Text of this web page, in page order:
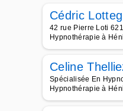
Cédric
42 rue Pierre Loti
Hypnothérapie à
Celine
Spécialisée En
Hypnothérapie à